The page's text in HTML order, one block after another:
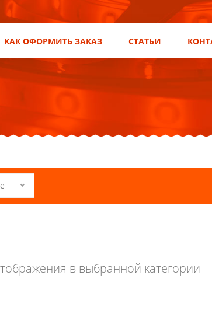
КАК ОФОРМИТЬ ЗАКАЗ СТАТЬИ
в выбранной категории